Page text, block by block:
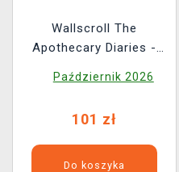
Wallscroll The
Apothecary Diaries -
Październik 2026
101 zł
Do koszyka